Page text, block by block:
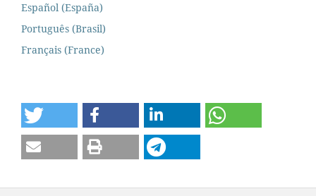
Español (España)
Português (Brasil)
Français (France)